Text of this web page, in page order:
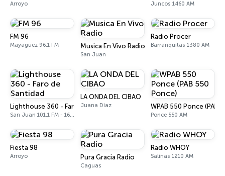
Arroyo Juncos 1460 AM
FM 96
Mayagüez 96.1 FM Musica En Vivo Radio
San Juan
Radio Procer
Barranquitas 1380 AM
Lighthouse 360 - Faro de Santidad
San Juan 101.1 FM - 1660 AM
LA ONDA DEL CIBAO
Juana Diaz WPAB 550 Ponce (PAB
Ponce 550 AM
Fiesta 98
Arroyo Pura Gracia Radio
Caguas
Radio WHOY
Salinas 1210 AM